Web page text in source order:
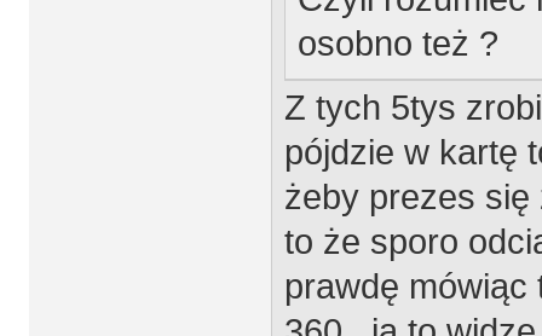
osobno też ?
Z tych 5tys
pójdzie w kartę
żeby prezes się
to że sporo
prawdę mówiąc